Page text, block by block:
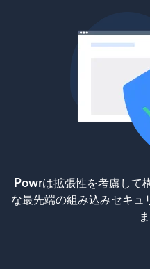
Powrは拡張性を考慮して
な最先端の組み込みセキ